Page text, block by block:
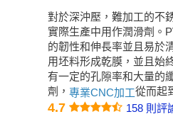
對於深沖壓，難加工的不
實際生產中用作潤滑劑。
的韌性和伸長率並且易於
用坯料形成乾膜，並且始
有一定的孔隙率和大量的
劑， 專業CNC加工從而起
4.7 158 則評